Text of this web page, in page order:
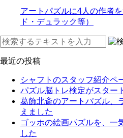
アートパズルに4人の作者
ド・デュラック等）
最近の投稿
シャフトのスタッフ紹介ペ
パズル脳トレ検定がスター
葛飾北斎のアートパズル、
えました
ゴッホの絵画パズルを、一
した